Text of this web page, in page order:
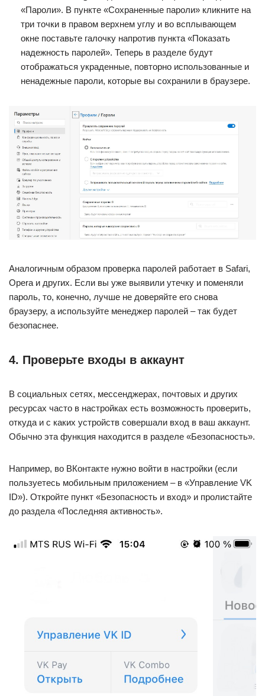
«Пароли». В пункте «Сохраненные пароли» кликните на
три точки в правом верхнем углу и во всплывающем
окне поставьте галочку напротив пункта «Показать
надежность паролей». Теперь в разделе будут
отображаться украденные, повторно использованные и
ненадежные пароли, которые вы сохранили в браузере.
Аналогичным образом проверка паролей работает в Safari,
Opera и других. Если вы уже выявили утечку и поменяли
пароль, то, конечно, лучше не доверяйте его снова
браузеру, а используйте менеджер паролей – так будет
безопаснее.
4. Проверьте входы в аккаунт
В социальных сетях, мессенджерах, почтовых и других
ресурсах часто в настройках есть возможность проверить,
откуда и с каких устройств совершали вход в ваш аккаунт.
Обычно эта функция находится в разделе «Безопасность».
Например, во ВКонтакте нужно войти в настройки (если
пользуетесь мобильным приложением – в «Управление VK
ID»). Откройте пункт «Безопасность и вход» и пролистайте
до раздела «Последняя активность».